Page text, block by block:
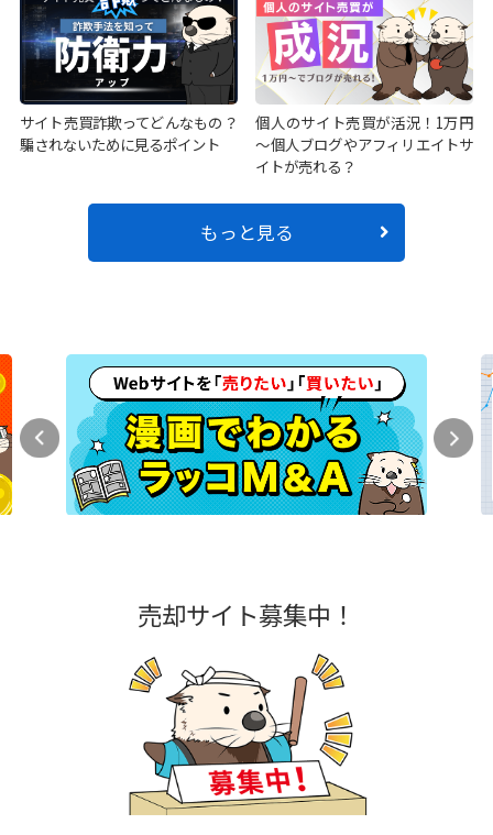
サイト売買詐欺ってどんなもの？
騙されないために見るポイント
個人のサイト売買が活況！1万円
～個人ブログやアフィリエイトサ
イトが売れる？
もっと見る
売却サイト募集中！